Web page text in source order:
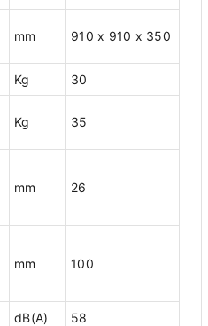
mm 910 x 910 x 350
Kg 30
Kg 35
mm 26
mm 100
dB(A) 58